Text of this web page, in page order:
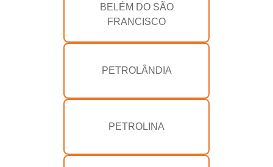
BELÉM DO SÃO
FRANCISCO
PETROLÂNDIA
PETROLINA